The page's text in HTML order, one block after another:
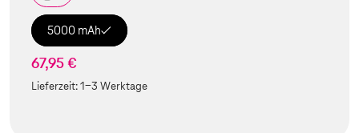
5000 mAh
67,95 €
Lieferzeit:1-3 Werktage